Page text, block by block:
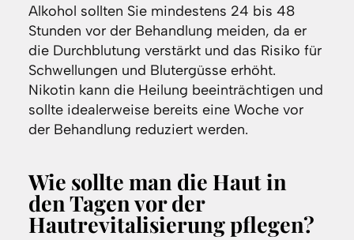
Alkohol sollten Sie mindestens 24 bis 48
Stunden vor der Behandlung meiden, da er
die Durchblutung verstärkt und das Risiko für
Schwellungen und Blutergüsse erhöht.
Nikotin kann die Heilung beeinträchtigen und
sollte idealerweise bereits eine Woche vor
der Behandlung reduziert werden.
Wie sollte man die Haut in
den Tagen vor der
Hautrevitalisierung pflegen?